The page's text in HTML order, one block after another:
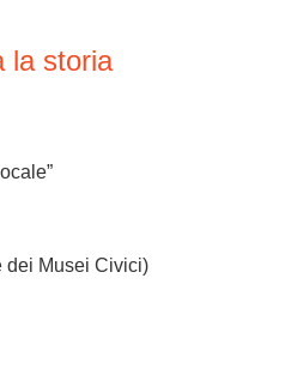
la storia
dei Musei Civici)